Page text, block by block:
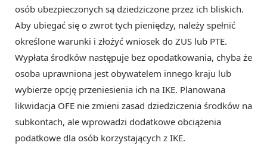
osób ubezpieczonych są dziedziczone przez ich bliskich.
Aby ubiegać się o zwrot tych pieniędzy, należy spełnić
określone warunki i złożyć wniosek do ZUS lub PTE.
Wypłata środków następuje bez opodatkowania, chyba że
osoba uprawniona jest obywatelem innego kraju lub
wybierze opcję przeniesienia ich na IKE. Planowana
likwidacja OFE nie zmieni zasad dziedziczenia środków na
subkontach, ale wprowadzi dodatkowe obciążenia
podatkowe dla osób korzystających z IKE.